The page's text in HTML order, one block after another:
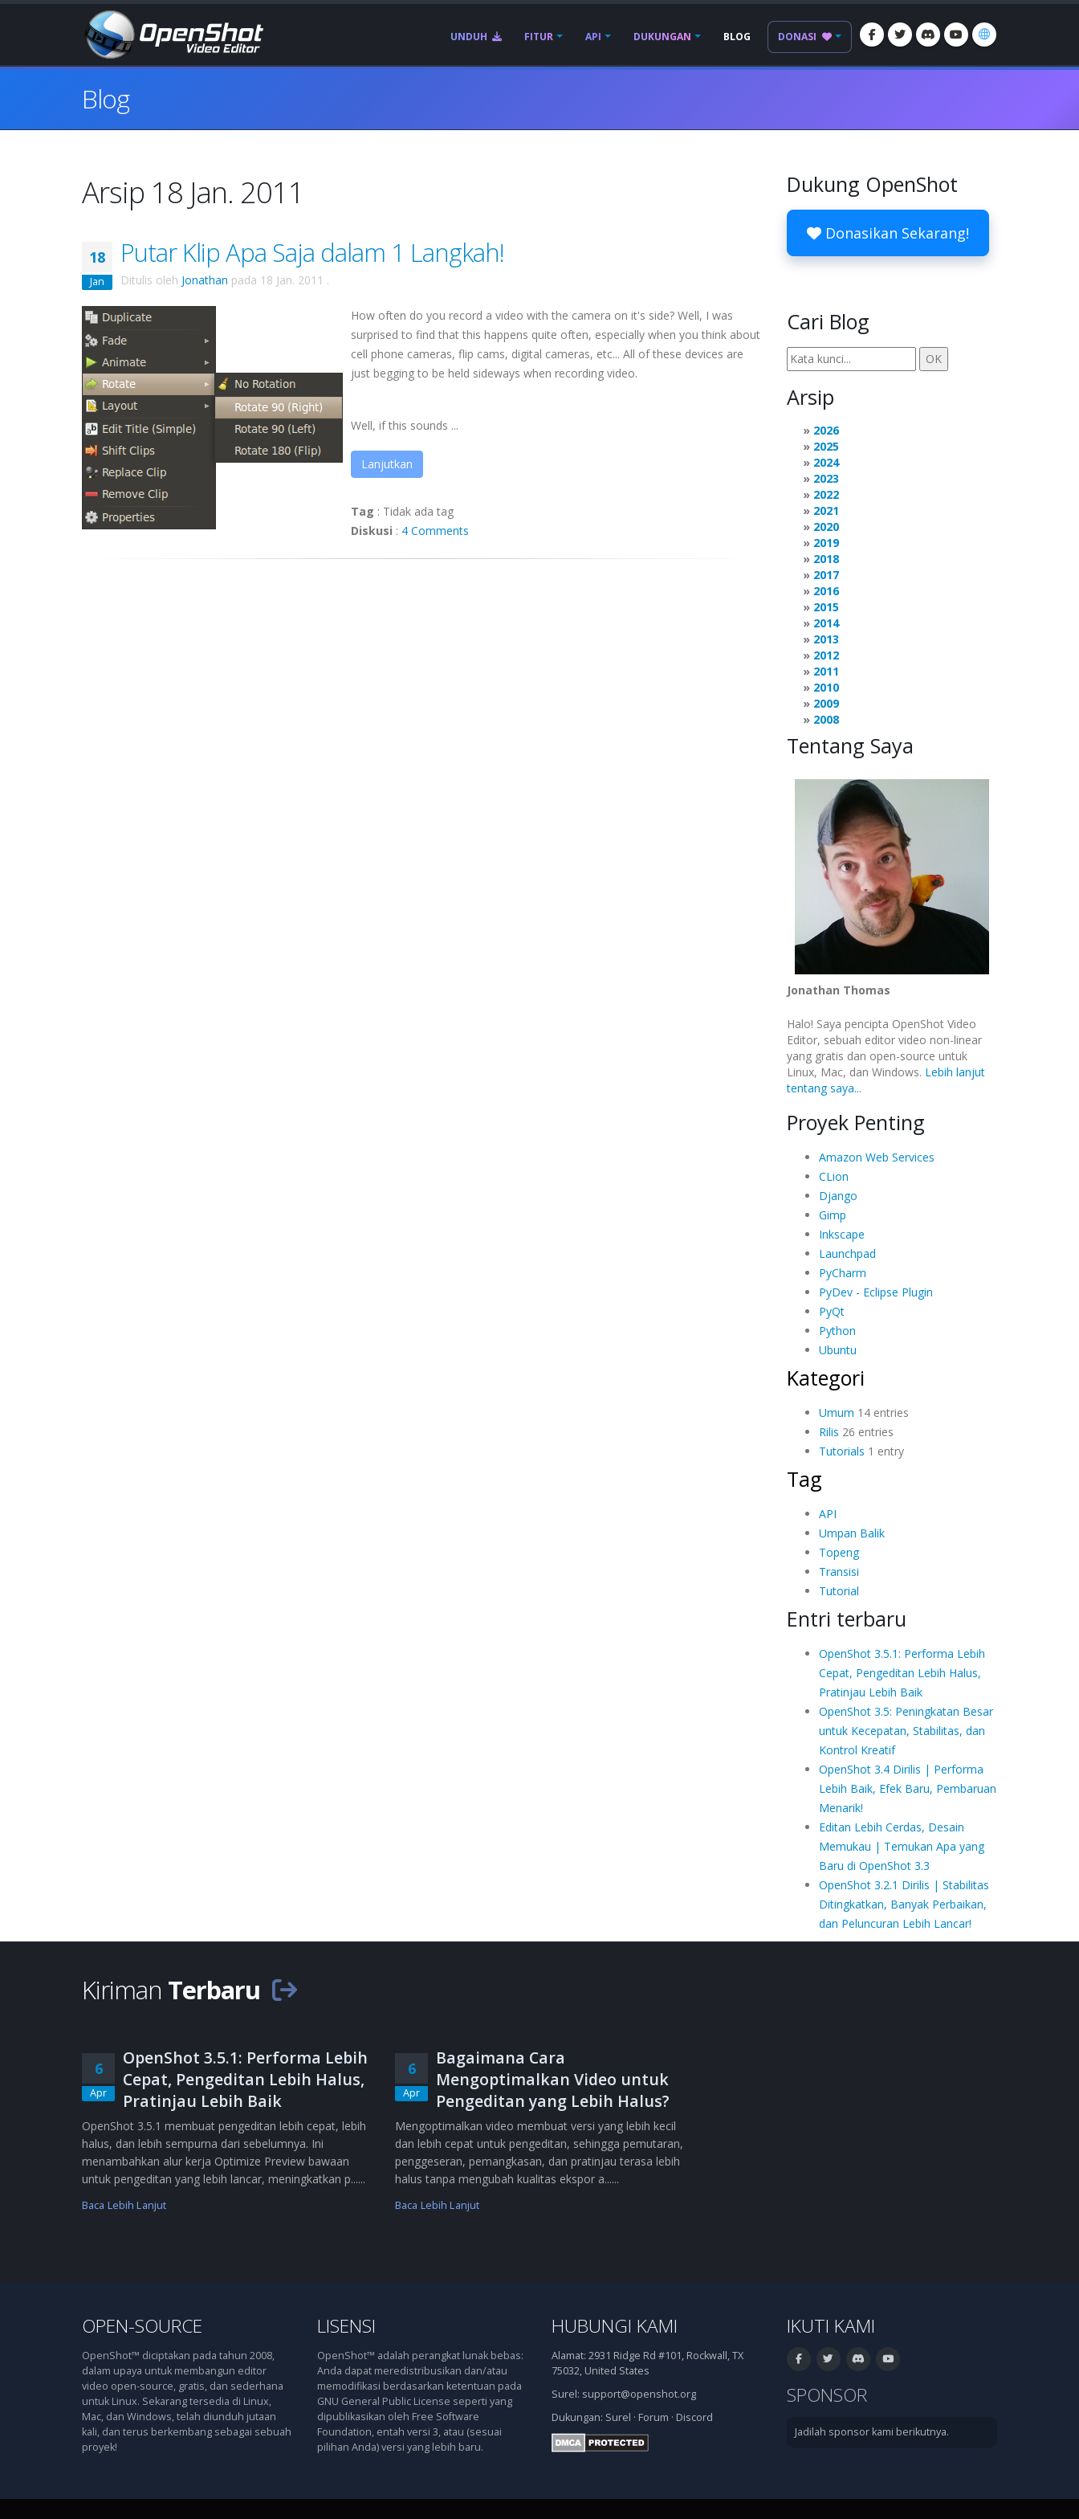
UNDUH FITUR API DUKUNGAN BLOG DONASI
Blog
Arsip 18 Jan. 2011
18
Jan
Putar Klip Apa Saja dalam 1 Langkah!
Ditulis oleh Jonathan pada 18 Jan. 2011 .
How often do you record a video with the camera on it's side? Well, I was
surprised to find that this happens quite often, especially when you think about
cell phone cameras, flip cams, digital cameras, etc... All of these devices are
just begging to be held sideways when recording video.
Well, if this sounds ...
Lanjutkan
Tag : Tidak ada tag
Diskusi : 4 Comments
Dukung OpenShot
Donasikan Sekarang!
Cari Blog
Arsip
2026
2025
2024
2023
2022
2021
2020
2019
2018
2017
2016
2015
2014
2013
2012
2011
2010
2009
2008
Tentang Saya
Jonathan Thomas
Halo! Saya pencipta OpenShot Video
Editor, sebuah editor video non-linear
yang gratis dan open-source untuk
Linux, Mac, dan Windows. Lebih lanjut
tentang saya...
Proyek Penting
Amazon Web Services
CLion
Django
Gimp
Inkscape
Launchpad
PyCharm
PyDev - Eclipse Plugin
PyQt
Python
Ubuntu
Kategori
Umum 14 entries
Rilis 26 entries
Tutorials 1 entry
Tag
API
Umpan Balik
Topeng
Transisi
Tutorial
Entri terbaru
OpenShot 3.5.1: Performa Lebih
Cepat, Pengeditan Lebih Halus,
Pratinjau Lebih Baik
OpenShot 3.5: Peningkatan Besar
untuk Kecepatan, Stabilitas, dan
Kontrol Kreatif
OpenShot 3.4 Dirilis | Performa
Lebih Baik, Efek Baru, Pembaruan
Menarik!
Editan Lebih Cerdas, Desain
Memukau | Temukan Apa yang
Baru di OpenShot 3.3
OpenShot 3.2.1 Dirilis | Stabilitas
Ditingkatkan, Banyak Perbaikan,
dan Peluncuran Lebih Lancar!
Kiriman Terbaru
6
Apr
OpenShot 3.5.1: Performa Lebih
Cepat, Pengeditan Lebih Halus,
Pratinjau Lebih Baik
OpenShot 3.5.1 membuat pengeditan lebih cepat, lebih
halus, dan lebih sempurna dari sebelumnya. Ini
menambahkan alur kerja Optimize Preview bawaan
untuk pengeditan yang lebih lancar, meningkatkan p......
Baca Lebih Lanjut
6
Apr
Bagaimana Cara
Mengoptimalkan Video untuk
Pengeditan yang Lebih Halus?
Mengoptimalkan video membuat versi yang lebih kecil
dan lebih cepat untuk pengeditan, sehingga pemutaran,
penggeseran, pemangkasan, dan pratinjau terasa lebih
halus tanpa mengubah kualitas ekspor a......
Baca Lebih Lanjut
OPEN-SOURCE
OpenShot™ diciptakan pada tahun 2008,
dalam upaya untuk membangun editor
video open-source, gratis, dan sederhana
untuk Linux. Sekarang tersedia di Linux,
Mac, dan Windows, telah diunduh jutaan
kali, dan terus berkembang sebagai sebuah
proyek!
LISENSI
OpenShot™ adalah perangkat lunak bebas:
Anda dapat meredistribusikan dan/atau
memodifikasi berdasarkan ketentuan pada
GNU General Public License seperti yang
dipublikasikan oleh Free Software
Foundation, entah versi 3, atau (sesuai
pilihan Anda) versi yang lebih baru.
HUBUNGI KAMI
Alamat: 2931 Ridge Rd #101, Rockwall, TX
75032, United States
Surel: support@openshot.org
Dukungan: Surel · Forum · Discord
IKUTI KAMI
SPONSOR
Jadilah sponsor kami berikutnya.